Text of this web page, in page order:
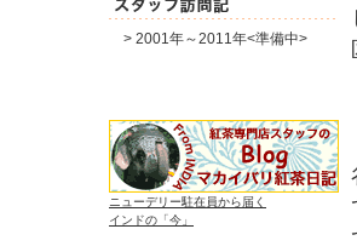
> 2001年～2011年<準備中>
ニューデリー駐在員から届く
インドの「今」